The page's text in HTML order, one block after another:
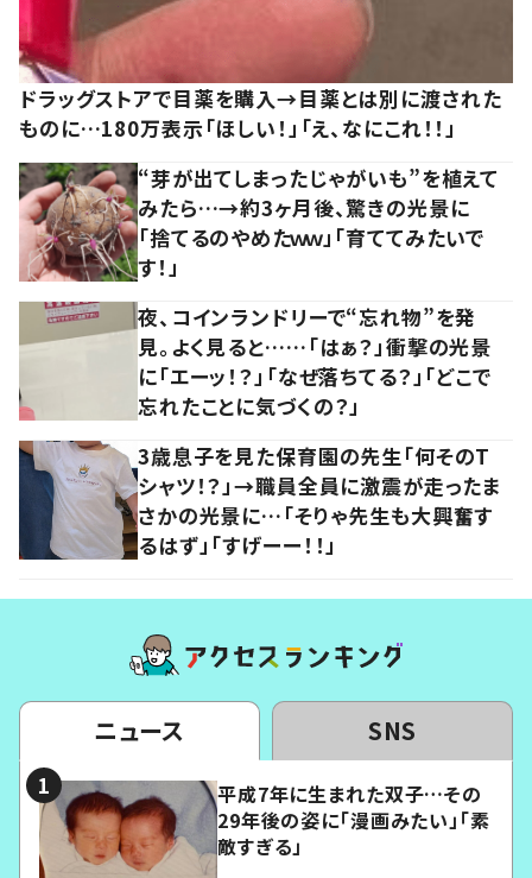
ドラッグストアで目薬を購入→目薬とは別に渡された
ものに…180万表示「ほしい！」「え、なにこれ！！」
“芽が出てしまったじゃがいも”を植えて
みたら…→約3ヶ月後、驚きの光景に
「捨てるのやめたｗｗ」「育ててみたいで
す！」
夜、コインランドリーで“忘れ物”を発
見。よく見ると……「はぁ？」衝撃の光景
に「エーッ！？」「なぜ落ちてる？」「どこで
忘れたことに気づくの？」
3歳息子を見た保育園の先生「何そのT
シャツ！？」→職員全員に激震が走ったま
さかの光景に…「そりゃ先生も大興奮す
るはず」「すげーー！！」
ニュース SNS
平成7年に生まれた双子…その
29年後の姿に「漫画みたい」「素
敵すぎる」